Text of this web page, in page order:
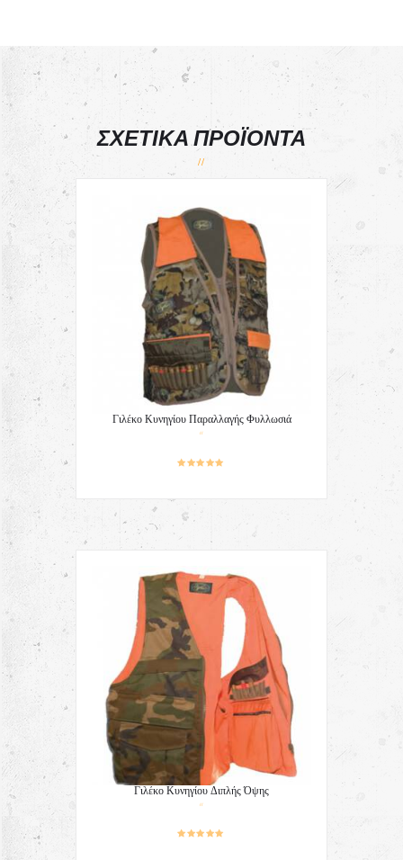
ΣΧΕΤΙΚΆ ΠΡΟΪΌΝΤΑ
Γιλέκο Κυνηγίου Παραλλαγής Φυλλωσιά
Γιλέκο Κυνηγίου Διπλής Όψης